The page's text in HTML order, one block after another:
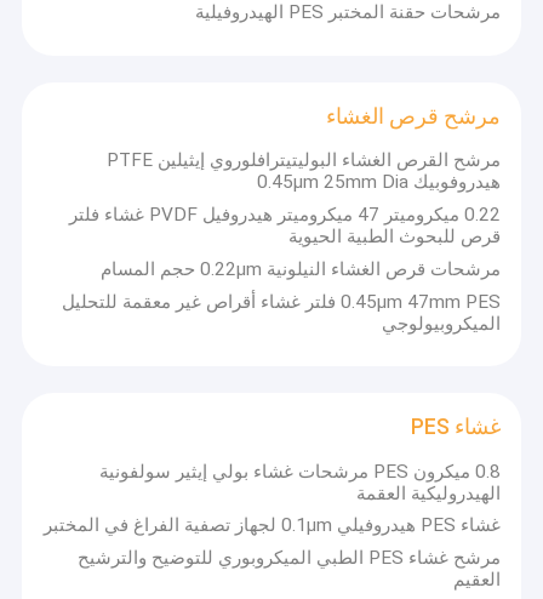
مرشحات حقنة المختبر PES الهيدروفيلية
مرشح قرص الغشاء
مرشح القرص الغشاء البوليتيترافلوروي إيثيلين PTFE
هيدروفوبيك 0.45μm 25mm Dia
0.22 ميكروميتر 47 ميكروميتر هيدروفيل PVDF غشاء فلتر
قرص للبحوث الطبية الحيوية
مرشحات قرص الغشاء النيلونية 0.22μm حجم المسام
0.45μm 47mm PES فلتر غشاء أقراص غير معقمة للتحليل
الميكروبيولوجي
غشاء PES
0.8 ميكرون PES مرشحات غشاء بولي إيثير سولفونية
الهيدروليكية العقمة
غشاء PES هيدروفيلي 0.1μm لجهاز تصفية الفراغ في المختبر
مرشح غشاء PES الطبي الميكروبوري للتوضيح والترشيح
العقيم